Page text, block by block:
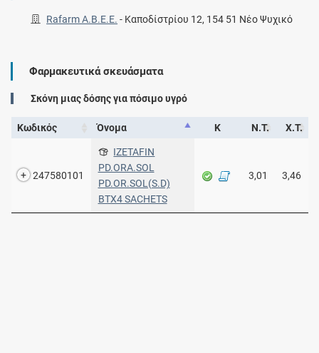
Rafarm Α.Β.Ε.Ε. - Καποδίστρίου 12, 154 51 Νέο Ψυχικό
Φαρμακευτικά σκευάσματα
Σκόνη μιας δόσης για πόσιμο υγρό
Κωδικός Όνομα Κ Ν.Τ. Χ.Τ.
247580101
IZETAFIN
PD.ORA.SOL
PD.OR.SOL(S.D)
BTX4 SACHETS
3,01 3,46